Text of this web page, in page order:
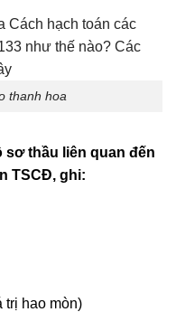
thanh hoa
sơ thầu liên quan đến
TSCĐ, ghi:
trị hao mòn)